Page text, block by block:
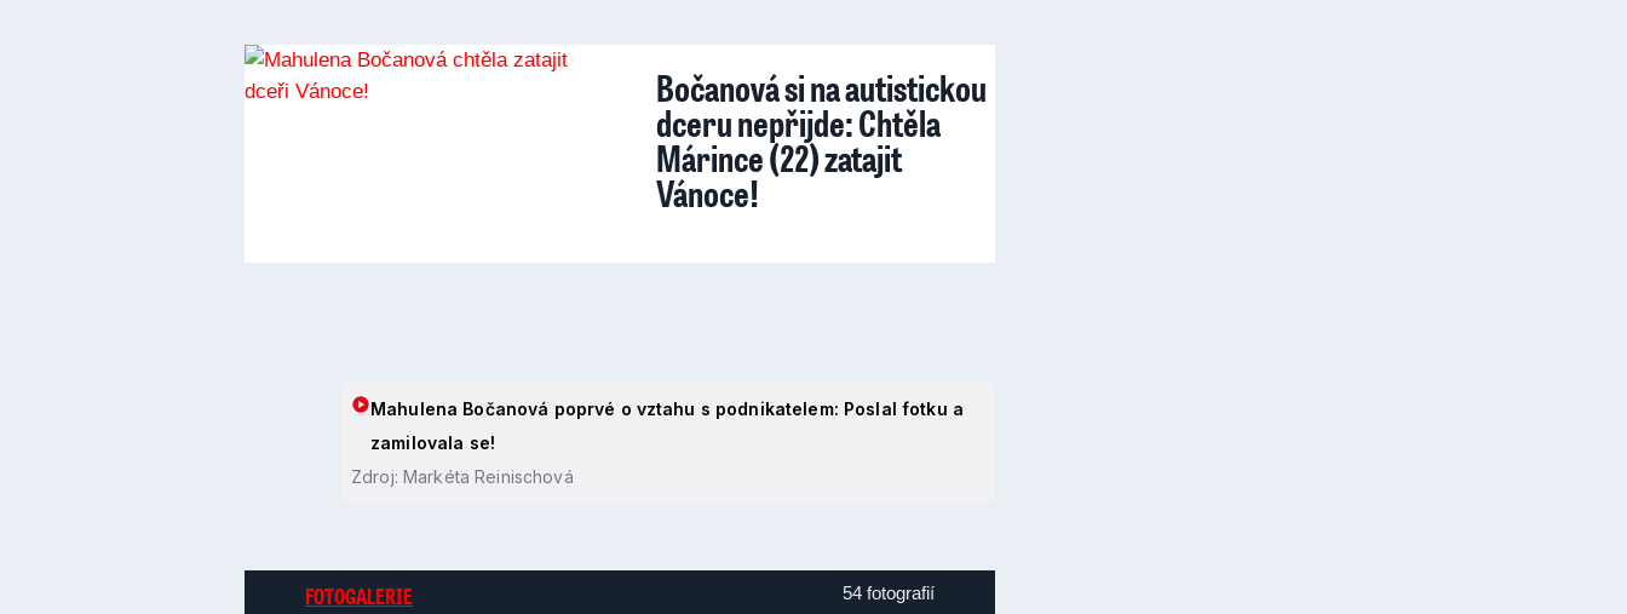
Bočanová si na autistickou
dceru nepřijde: Chtěla
Márince (22) zatajit
Vánoce!
Mahulena Bočanová poprvé o vztahu s podnikatelem: Poslal fotku a
zamilovala se!
Zdroj: Markéta Reinischová
FOTOGALERIE 54 fotografií